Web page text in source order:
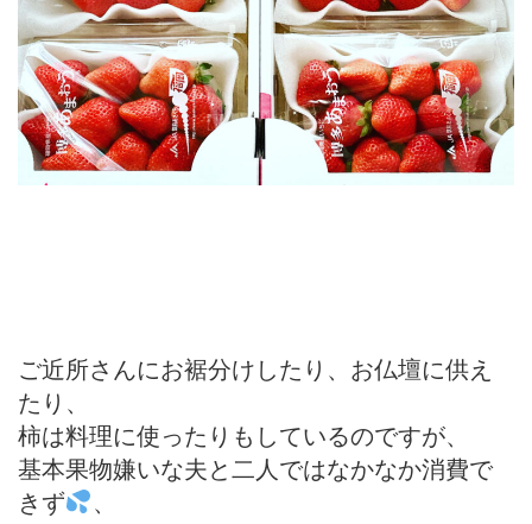
ご近所さんにお裾分けしたり、お仏壇に供え
たり、
柿は料理に使ったりもしているのですが、
基本果物嫌いな夫と二人ではなかなか消費で
きず
、